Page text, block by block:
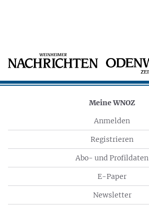
Meine WNOZ
Anmelden
Registrieren
Abo- und Profildaten
E-Paper
Newsletter